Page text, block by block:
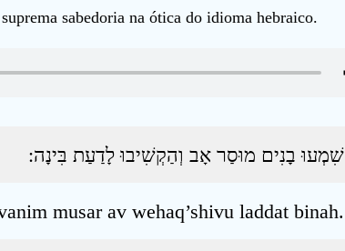
sabedoria na ótica do idioma hebraico.
שִׁמְעוּ בָנִים מוּסַר אָב וְהַקְשִׁיבוּ לָדַעַת בִּינָה ׃
musar av wehaq’shivu laddat binah.